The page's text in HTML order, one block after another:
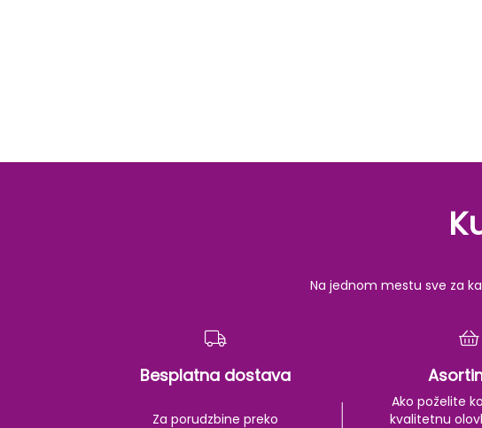
Na jednom mestu sve za
Besplatna dostava
Za porudzbine preko
Ako poželite
kvalitetnu